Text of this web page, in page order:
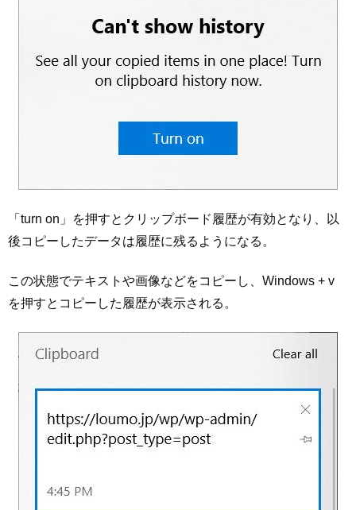
「turn on」を押すとクリップボード履歴が有効となり、以
後コピーしたデータは履歴に残るようになる。
この状態でテキストや画像などをコピーし、Windows + v
を押すとコピーした履歴が表示される。